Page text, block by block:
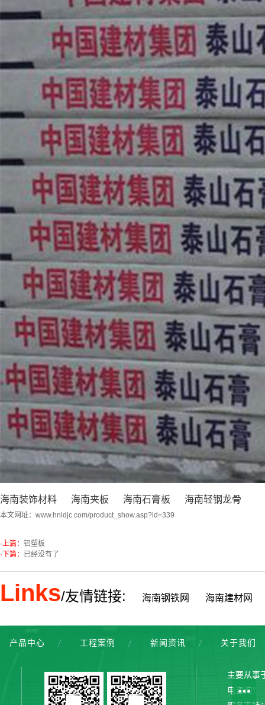
海南装饰材料 海南夹板 海南石膏板 海南轻钢龙骨
本文网址： www.hnldjc.com/product_show.asp?id=339
·上篇： 铝塑板
·下篇： 已经没有了
Links/友情链接: 海南钢铁网 海南建材网
产品中心 工程案例 新闻资讯 关于我们
主要从事
电咨询！